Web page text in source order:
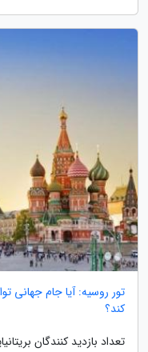
تور روسیه: آیا جام جهانی
کند؟
تعداد بازدید کنندگان